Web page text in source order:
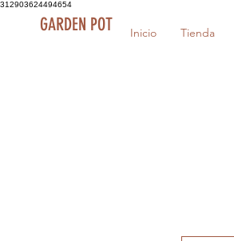
312903624494654
GARDEN POT Inicio Tienda